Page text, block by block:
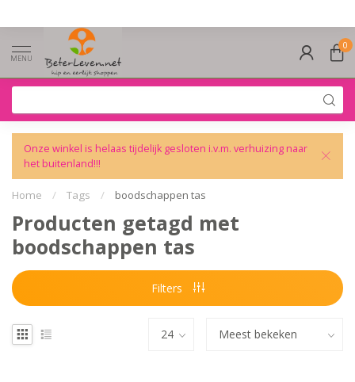
MENU
0
Onze winkel is helaas tijdelijk gesloten i.v.m. verhuizing naar
het buitenland!!!
Home / Tags / boodschappen tas
Producten getagd met
boodschappen tas
Filters